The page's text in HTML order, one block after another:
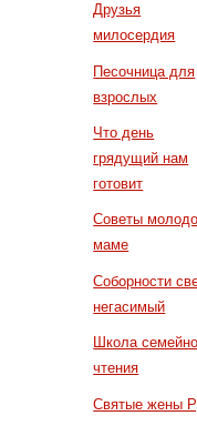
Друзья
милосердия
Песочница для
взрослых
Что день
грядущий нам
готовит
Советы
маме
Соборности
негасимый
Школа
чтения
Святые жены